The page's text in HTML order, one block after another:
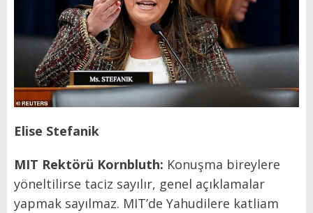
Elise Stefanik
MIT Rektörü Kornbluth: Konuşma bireylere
yöneltilirse taciz sayılır, genel açıklamalar
yapmak sayılmaz. MIT’de Yahudilere katliam